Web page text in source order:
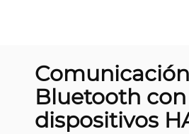
Comunicación
Bluetooth con
dispositivos